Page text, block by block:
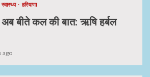
स्वास्थ्य हरियाणा
बीते कल की बात: ऋषि हर्बल
ago